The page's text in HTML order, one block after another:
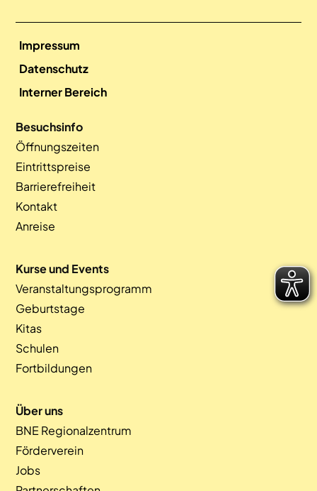
Impressum
Datenschutz
Interner Bereich
Besuchsinfo
Öffnungszeiten
Eintrittspreise
Barrierefreiheit
Kontakt
Anreise
Kurse und Events
Veranstaltungsprogramm
Geburtstage
Kitas
Schulen
Fortbildungen
Über uns
BNE Regionalzentrum
Förderverein
Jobs